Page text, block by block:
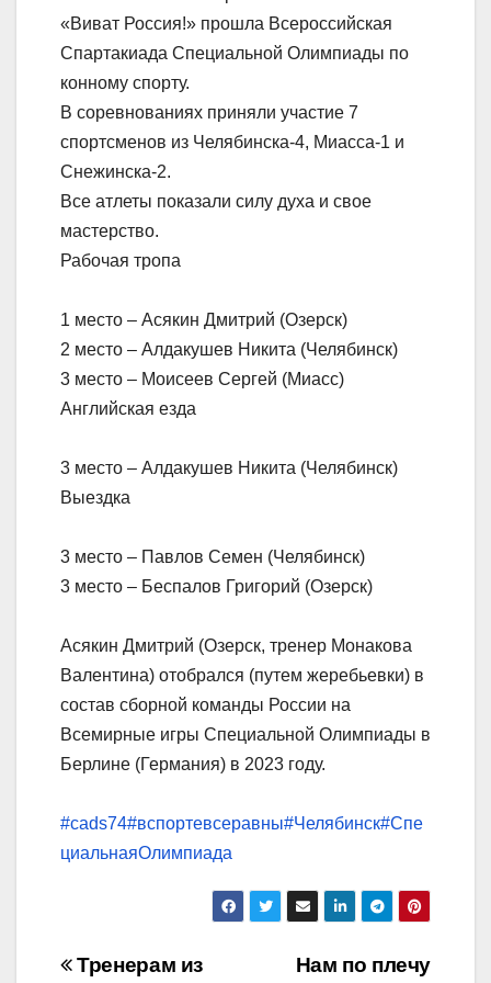
«Виват Россия!» прошла Всероссийская
Спартакиада Специальной Олимпиады по
конному спорту.
В соревнованиях приняли участие 7
спортсменов из Челябинска-4, Миасса-1 и
Снежинска-2.
Все атлеты показали силу духа и свое
мастерство.
Рабочая тропа
1 место – Асякин Дмитрий (Озерск)
2 место – Алдакушев Никита (Челябинск)
3 место – Моисеев Сергей (Миасс)
Английская езда
3 место – Алдакушев Никита (Челябинск)
Выездка
3 место – Павлов Семен (Челябинск)
3 место – Беспалов Григорий (Озерск)
Асякин Дмитрий (Озерск, тренер Монакова
Валентина) отобрался (путем жеребьевки) в
состав сборной команды России на
Всемирные игры Специальной Олимпиады в
Берлине (Германия) в 2023 году.
#cads74#вспортевсеравны#Челябинск#Спе
циальнаяОлимпиада
Навигация Нам по плечу
Тренерам из